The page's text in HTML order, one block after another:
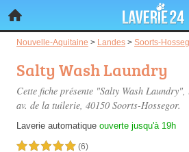
Nouvelle-Aquitaine > Landes > Soorts-
Salty Wash Laundry
Cette fiche présente "Salty Wash
av. de la tuilerie, 40150 Soorts-Hossegor.
Laverie automatique ouverte jusqu'à 19h
5,0 étoiles sur 5 (6)